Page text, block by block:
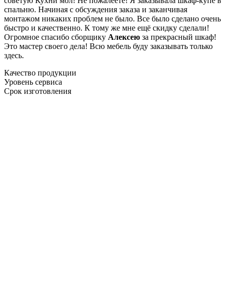
спальню. Начиная с обсуждения заказа и заканчивая
монтажом никаких проблем не было. Все было сделано очень
быстро и качественно. К тому же мне ещё скидку сделали!
Огромное спасибо сборщику Алексею за прекрасный шкаф!
Это мастер своего дела! Всю мебель буду заказывать только
здесь.
Качество продукции
Уровень сервиса
Срок изготовления